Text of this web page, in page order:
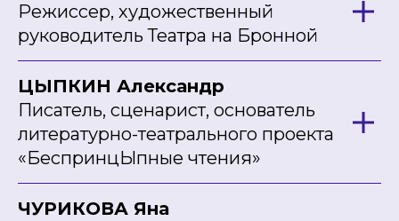
Режиссер, художественный
руководитель Театра на Бронной
ЦЫПКИН Александр
Писатель, сценарист, основатель
литературно-театрального проекта
«БеспринцЫпные чтения»
ЧУРИКОВА Яна